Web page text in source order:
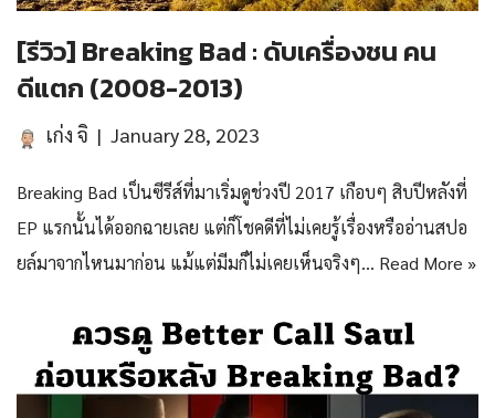
[รีวิว] Breaking Bad : ดับเครื่องชน คน
ดีแตก (2008-2013)
เก่ง จิ January 28, 2023
Breaking Bad เป็นซีรีส์ที่มาเริ่มดูช่วงปี 2017 เกือบๆ สิบปีหลังที่
EP แรกนั้นได้ออกฉายเลย แต่ก็โชคดีที่ไม่เคยรู้เรื่องหรืออ่านสปอ
ยล์มาจากไหนมาก่อน แม้แต่มีมก็ไม่เคยเห็นจริงๆ… Read More »